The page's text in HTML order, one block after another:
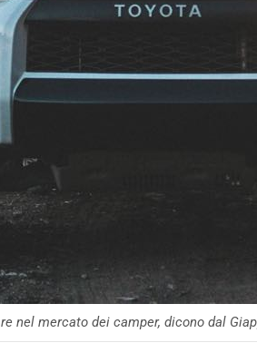
nel mercato dei camper, dicono dal